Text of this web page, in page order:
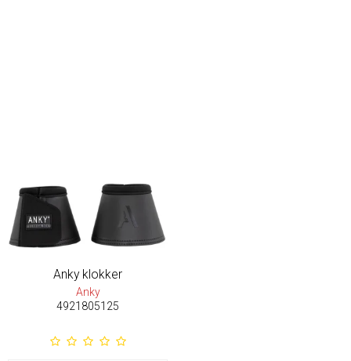
Anky klokker
Anky
4921805125